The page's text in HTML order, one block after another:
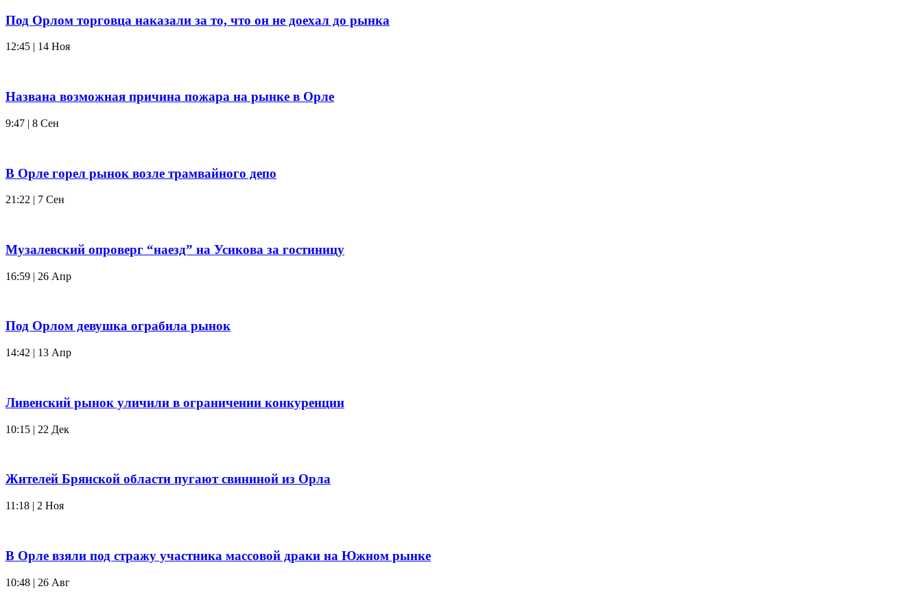
Под Орлом торговца наказали за то, что он не доехал до рынка
12:45 | 14 Ноя
Названа возможная причина пожара на рынке в Орле
9:47 | 8 Сен
В Орле горел рынок возле трамвайного депо
21:22 | 7 Сен
Музалевский опроверг “наезд” на Усикова за гостиницу
16:59 | 26 Апр
Под Орлом девушка ограбила рынок
14:42 | 13 Апр
Ливенский рынок уличили в ограничении конкуренции
10:15 | 22 Дек
Жителей Брянской области пугают свининой из Орла
11:18 | 2 Ноя
В Орле взяли под стражу участника массовой драки на Южном рынке
10:48 | 26 Авг